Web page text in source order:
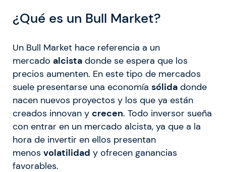
¿Qué es un Bull Market?
Un Bull Market hace referencia a un
mercado alcista donde se espera que los
precios aumenten. En este tipo de mercados
suele presentarse una economía sólida donde
nacen nuevos proyectos y los que ya están
creados innovan y crecen. Todo inversor sueña
con entrar en un mercado alcista, ya que a la
hora de invertir en ellos presentan
menos volatilidad y ofrecen ganancias
favorables.